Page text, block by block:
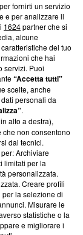
Blasting
impegniamo a
aderenza a
non è
di farne
verifica di
fornirti un servizio
e per analizzare il
1624partner che si
alcune
del tuo
che hai
servizi. Puoi
“Accetta tutti”
scelte, anche
personali da
.
in alto a destra),
non consentono
dai tecnici.
Archiviare
limitati per la
personalizzata.
Creare profili
la selezione di
Misurare le
statistiche o la
e migliorare i